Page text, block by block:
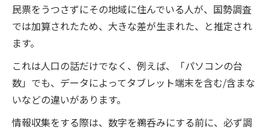
民票をうつさずにその地域に住んでいる人が、国勢調査
では加算されたため、大きな差が生まれた、と推定され
ます。
これは人口の話だけでなく、例えば、「パソコンの台
数」でも、データによってタブレット端末を含む/含まな
いなどの違いがあります。
情報収集をする際は、数字を鵜呑みにする前に、必ず調